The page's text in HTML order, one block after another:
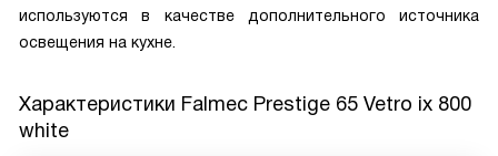
используются в качестве дополнительного источника
освещения на кухне.
Характеристики Falmec Prestige 65 Vetro ix 800
white